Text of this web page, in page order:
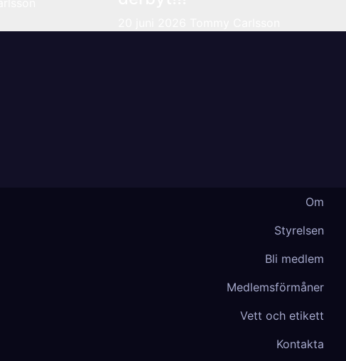
Om
Styrelsen
Bli medlem
Medlemsförmåner
Vett och etikett
Kontakta